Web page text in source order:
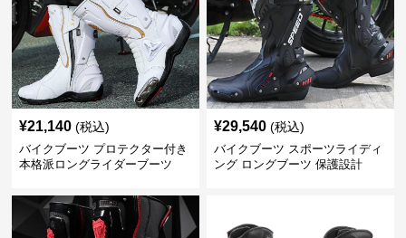
¥21,140 (税込)
バイクブーツ プロテクター付き
本格派ロングライダーブーツ
¥29,540 (税込)
バイクブーツ スポーツライディ
ング ロングブーツ 保護設計